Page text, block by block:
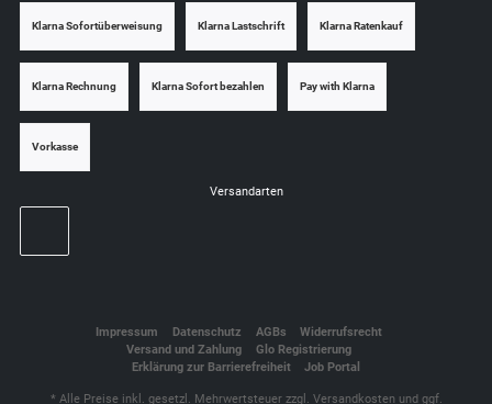
Klarna Sofortüberweisung Klarna Lastschrift Klarna Ratenkauf
Klarna Rechnung Klarna Sofort bezahlen Pay with Klarna
Vorkasse
Versandarten
Impressum Datenschutz AGBs
Widerrufsrecht
Versand und Zahlung
Glo Registrierung
Erklärung zur Barrierefreiheit
Job Portal
* Alle Preise inkl. gesetzl. Mehrwertsteuer zzgl. Versandkosten und ggf.